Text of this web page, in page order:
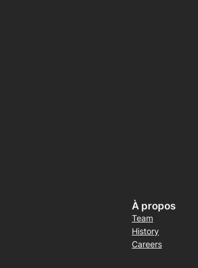
À propos
Team
History
Careers